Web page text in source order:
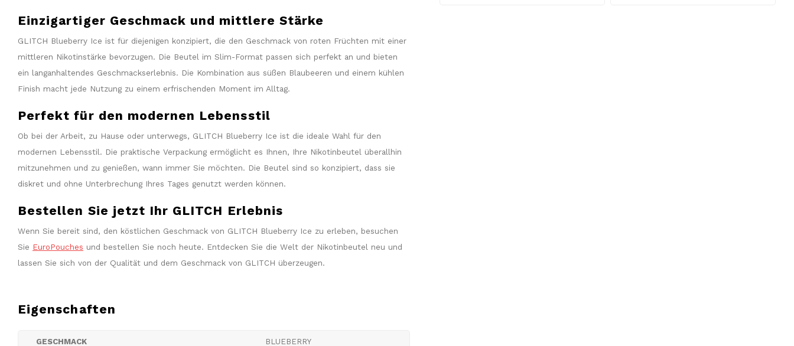
Einzigartiger Geschmack und mittlere Stärke
GLITCH Blueberry Ice ist für diejenigen konzipiert, die den Geschmack von roten Früchten mit einer
mittleren Nikotinstärke bevorzugen. Die Beutel im Slim-Format passen sich perfekt an und bieten
ein langanhaltendes Geschmackserlebnis. Die Kombination aus süßen Blaubeeren und einem kühlen
Finish macht jede Nutzung zu einem erfrischenden Moment im Alltag.
Perfekt für den modernen Lebensstil
Ob bei der Arbeit, zu Hause oder unterwegs, GLITCH Blueberry Ice ist die ideale Wahl für den
modernen Lebensstil. Die praktische Verpackung ermöglicht es Ihnen, Ihre Nikotinbeutel überallhin
mitzunehmen und zu genießen, wann immer Sie möchten. Die Beutel sind so konzipiert, dass sie
diskret und ohne Unterbrechung Ihres Tages genutzt werden können.
Bestellen Sie jetzt Ihr GLITCH Erlebnis
Wenn Sie bereit sind, den köstlichen Geschmack von GLITCH Blueberry Ice zu erleben, besuchen
Sie EuroPouches und bestellen Sie noch heute. Entdecken Sie die Welt der Nikotinbeutel neu und
lassen Sie sich von der Qualität und dem Geschmack von GLITCH überzeugen.
Eigenschaften
GESCHMACK BLUEBERRY